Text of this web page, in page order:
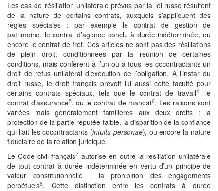
Les cas de résiliation unilatérale prévus par la loi russe résultent
de la nature de certains contrats, auxquels s’appliquent des
règles spéciales : par exemple le contrat de gestion de
patrimoine, le contrat d’agence conclu à durée indéterminée, ou
encore le contrat de fret. Ces articles ne sont pas des résiliations
de plein droit, conditionnées par la réunion de certaines
conditions, mais confèrent à l’un ou à tous les cocontractants un
droit de refus unilatéral d’exécution de l’obligation. A l’instar du
droit russe, le droit français prévoit lui aussi cette faculté pour
certains contrats spéciaux, tels que le contrat de travail4, le
contrat d’assurance5, ou le contrat de mandat6. Les raisons sont
variées mais généralement familières aux deux droits : la
protection de la partie réputée faible, la disparition de la confiance
qui liait les cocontractants (intuitu personae), ou encore la nature
fiduciaire de la relation juridique.
Le Code civil français7 autorise en outre la résiliation unilatérale
de tout contrat à durée indéterminée en vertu d’un principe de
valeur constitutionnelle : la prohibition des engagements
perpétuels8. Cette distinction entre les contrats à durée